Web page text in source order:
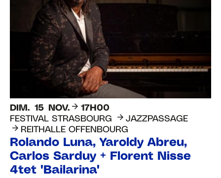
DIM. 15 NOV.
17H00
FESTIVAL STRASBOURG
JAZZPASSAGE
REITHALLE OFFENBOURG
Rolando Luna, Yaroldy Abreu,
Carlos Sarduy + Florent Nisse
4tet "Bailarina"